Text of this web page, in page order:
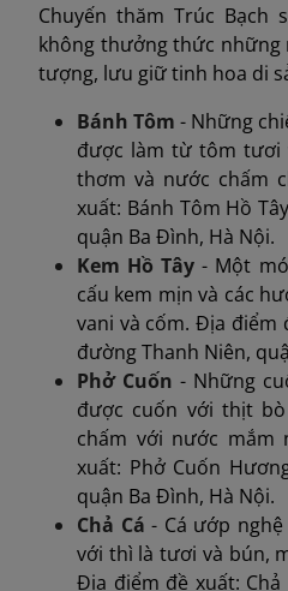
Chuyến thăm Trúc Bạch
không thưởng thức những
tượng, lưu giữ tinh hoa di
Bánh Tôm - Những
được làm từ tôm tươi
thơm và nước chấm
xuất: Bánh Tôm Hồ
quận Ba Đình, Hà Nội.
Kem Hồ Tây - Một
cấu kem mịn và các
vani và cốm. Địa điểm
đường Thanh Niên,
Phở Cuốn - Những
được cuốn với thịt
chấm với nước mắm
xuất: Phở Cuốn
quận Ba Đình, Hà Nội.
Chả Cá - Cá ướp
với thì là tươi và bún,
Địa điểm đề xuất: Chả